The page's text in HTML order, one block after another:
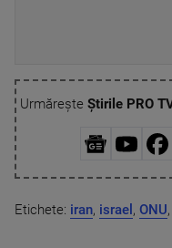
Urmărește Știrile PRO
Etichete: iran, israel , ONU,